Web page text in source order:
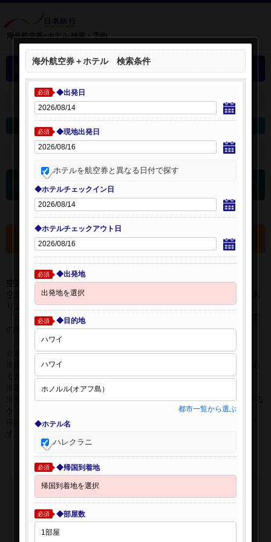
海外航空券+ホテル 検索・予約
選択中の海外航空券+ホテル
選択中の航空券・ホテルを開く：
海外航空券を変更
検索条件を開く：
海外航空券 検索結果
選択中の航空券・ホテルを確認する
空席表示について：
空席状況は常に変更しますので、現在の空席を保証するものではあ
りません。
「○」は過去24時間以内に十分な空席が確認できた商品です。 数字
の場合は、現時点で座席数が少ない商品です。
※表示金額はオンライン予約時の金額です。
※座席クラスはご利用区間毎に異なる場合があります。必ずご確認
ください。
※表示時間はすべて現地時間・24時間表示です。
※午前0時以降に出発する深夜便について、搭乗日をお間違えになる
例)4月8日00：30出発の場合、搭乗手続きは4月7日22:30が目安で
海外航空券＋ホテル 検索条件
必須 ◆出発日
必須 ◆現地出発日
ホテルを航空券と異なる日付で探す
◆ホテルチェックイン日
◆ホテルチェックアウト日
必須 ◆出発地
必須 ◆目的地
都市一覧から選ぶ
◆ホテル名
ハレクラニ
必須 ◆帰国到着地
必須 ◆部屋数